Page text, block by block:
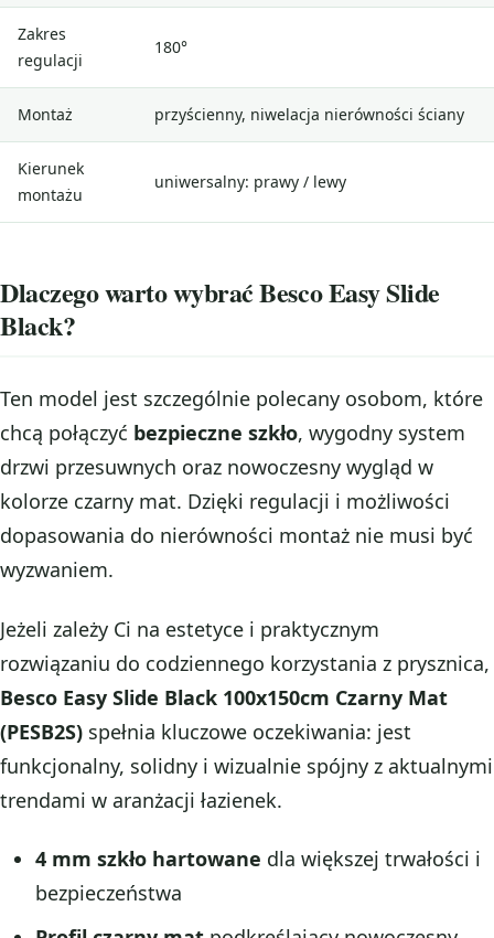
Zakres
regulacji
180°
Montaż przyścienny, niwelacja nierówności ściany
Kierunek
montażu
uniwersalny: prawy / lewy
Dlaczego warto wybrać Besco Easy Slide
Black?
Ten model jest szczególnie polecany osobom, które
chcą połączyć bezpieczne szkło, wygodny system
drzwi przesuwnych oraz nowoczesny wygląd w
kolorze czarny mat. Dzięki regulacji i możliwości
dopasowania do nierówności montaż nie musi być
wyzwaniem.
Jeżeli zależy Ci na estetyce i praktycznym
rozwiązaniu do codziennego korzystania z prysznica,
Besco Easy Slide Black 100x150cm Czarny Mat
(PESB2S) spełnia kluczowe oczekiwania: jest
funkcjonalny, solidny i wizualnie spójny z aktualnymi
trendami w aranżacji łazienek.
4 mm szkło hartowane dla większej trwałości i
bezpieczeństwa